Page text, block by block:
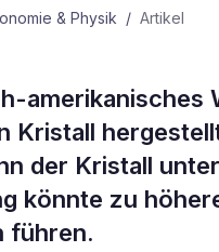
& Physik / Artikel
& PHYSIK
amerikanisches
Kristall
der Kristall
könnte zu
führen.